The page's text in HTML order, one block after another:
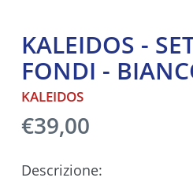
KALEIDOS -
FONDI -
KALEIDOS
€39,00
Descrizione: